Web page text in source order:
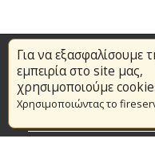
Για να εξασφαλίσουμε
εμπειρία στο site μας,
χρησιμοποιούμε
Χρησιμοποιώντας το
Επικαιρότητα
Το Πυροσβεστικό Σώμα